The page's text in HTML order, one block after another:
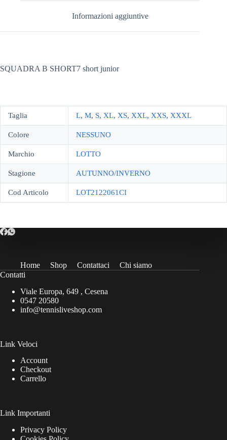
Informazioni aggiuntive
SQUADRA B SHORT7 short junior
Taglia L, M, S, XL, XS, XXL, XXS, XXXL
Colore NESSUNO
Marchio LOTTO
Stagione AUTUNNO/INVERNO
Cod Articolo LOT2122061CI
Home Shop Contattaci
Chi siamo
Contatti
Viale Europa, 649 , Cesena
0547 20580
info@tennisliveshop.com
Link Veloci
Account
Checkout
Carrello
Link Importanti
Privacy Policy